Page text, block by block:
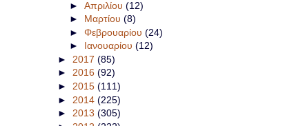
► Απριλίου (12)
► Μαρτίου (8)
► Φεβρουαρίου (24)
► Ιανουαρίου (12)
► 2017 (85)
► 2016 (92)
► 2015 (111)
► 2014 (225)
► 2013 (305)